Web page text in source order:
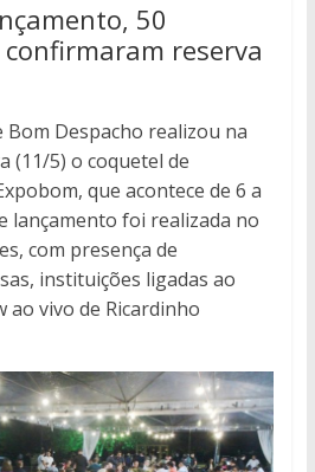
50
reserva
Bom Despacho realizou na
(11/5) o coquetel de
que acontece de 6 a
lançamento foi realizada no
com presença de
instituições ligadas ao
ao vivo de Ricardinho